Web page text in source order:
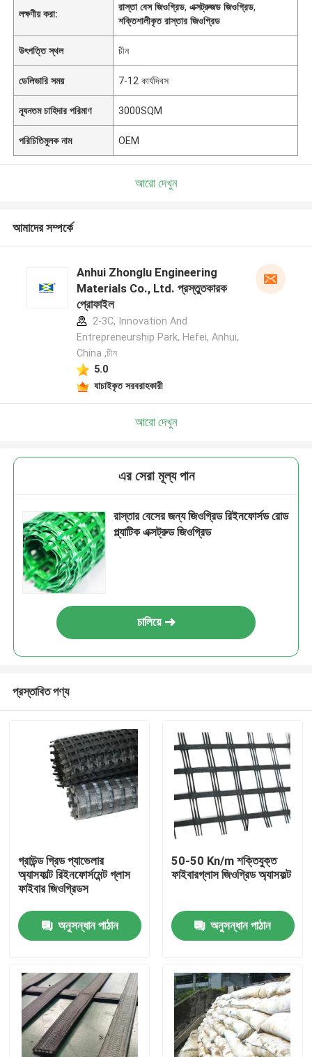
পণ্য
ভিডিও
লক্ষণীয় করা:
রাস্তা বেস জিওগ্রিড,এক্সট্রুজড জিওগ্রিড,
শক্তিশালীকৃত রাস্তার জিওগ্রিড
উৎপত্তি স্থল চীন
ডেলিভারি সময় 7-12 কার্যদিবস
ন্যূনতম চাহিদার পরিমাণ 3000SQM
পরিচিতিমুলক নাম OEM
আরো দেখুন
আমাদের সম্পর্কে
Anhui Zhonglu Engineering
Materials Co., Ltd. প্রস্তুতকারক
প্রোফাইল
2-3C, Innovation And
Entrepreneurship Park, Hefei, Anhui,
China ,চীন
5.0
যাচাইকৃত সরবরাহকারী
আরো দেখুন
এর সেরা মূল্য পান
রাস্তার বেসের জন্য জিওগ্রিড রিইনফোর্সড রোড
প্ল্যাটিক এক্সট্রুড জিওগ্রিড
চালিয়ে
প্রস্তাবিত পণ্য
গ্রাউন্ড গ্রিড প্যাভেলার
অ্যাসফাল্ট রিইনফোর্সমেন্ট গ্লাস
ফাইবার জিওগ্রিডস
অনুসন্ধান পাঠান
50-50 Kn/m শক্তিযুক্ত
ফাইবারগ্লাস জিওগ্রিড অ্যাসফল্ট
অনুসন্ধান পাঠান